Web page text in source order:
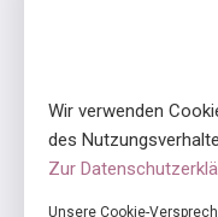
ensa ist ein Programm
unterstützt durch die
Wir verwenden
des
Zur
Unsere Cookie-